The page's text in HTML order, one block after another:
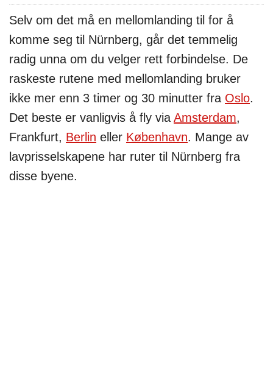
Selv om det må en mellomlanding til for å
komme seg til Nürnberg, går det temmelig
radig unna om du velger rett forbindelse. De
raskeste rutene med mellomlanding bruker
ikke mer enn 3 timer og 30 minutter fra Oslo.
Det beste er vanligvis å fly via Amsterdam,
Frankfurt, Berlin eller København. Mange av
lavprisselskapene har ruter til Nürnberg fra
disse byene.